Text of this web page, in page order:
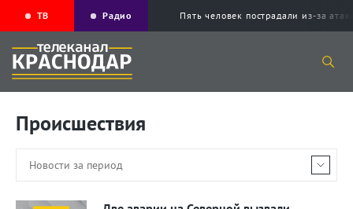
ТВ Радио Пять человек пострадали из-за
Происшествия